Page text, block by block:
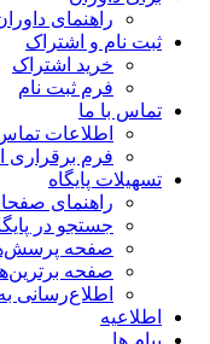
راهنمای
ثبت نام و اشتراک
خرید اشتراک
فرم ثبت نام
تماس با ما
اطلاعات
فرم برقراری
تسهیلات پایگاه
راهنمای
جستجو در
صفحه
صفحه
اطلاع‌رسانی
اطلاعیه
پیام ها